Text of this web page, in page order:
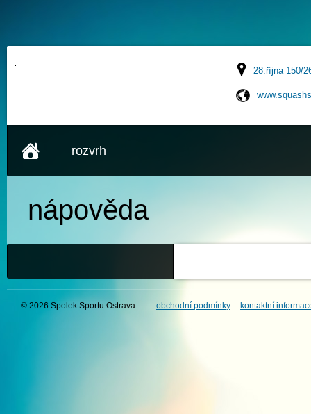
28.října 150/
rozvrh
nápověda
© 2026 Spolek Sportu Ostrava obchodní podmínky kontaktní